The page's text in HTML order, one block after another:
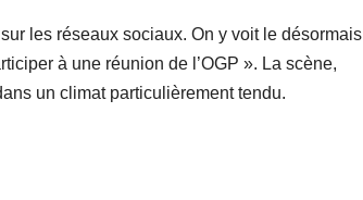
les réseaux sociaux. On y voit le désormais
à une réunion de l’OGP ». La scène,
un climat particulièrement tendu.